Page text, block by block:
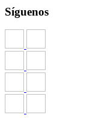
Síguenos